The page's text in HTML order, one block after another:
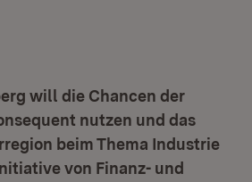
will die Chancen der
nutzen und das
beim Thema Industrie
von Finanz- und